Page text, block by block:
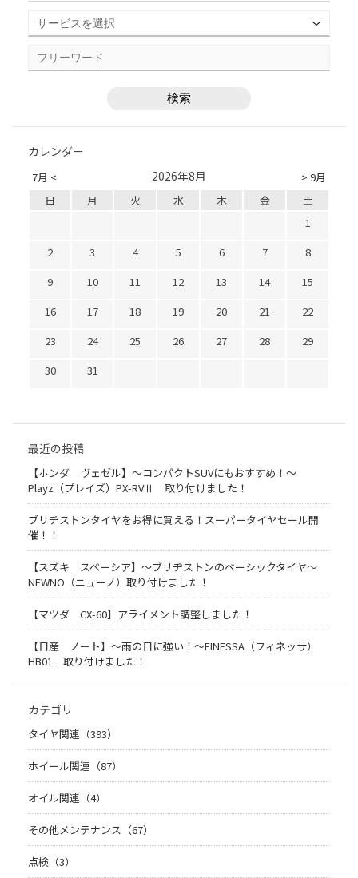
カレンダー
7月 < > 9月
2026年8月
日 月 火 水 木 金
土
1
2
3 4 5 6 7
8
9
10 11 12 13 14
15
16
17 18 19 20 21
22
23
24 25 26 27 28
29
30
31
最近の投稿
【ホンダ ヴェゼル】～コンパクトSUVにもおすすめ！～
Playz（プレイズ）PX-RVⅡ 取り付けました！
ブリヂストンタイヤをお得に買える！スーパータイヤセール開
催！！
【スズキ スペーシア】～ブリヂストンのベーシックタイヤ～
NEWNO（ニューノ）取り付けました！
【マツダ CX-60】アライメント調整しました！
【日産 ノート】～雨の日に強い！～FINESSA（フィネッサ）
HB01 取り付けました！
カテゴリ
タイヤ関連（393）
ホイール関連（87）
オイル関連（4）
その他メンテナンス（67）
点検（3）